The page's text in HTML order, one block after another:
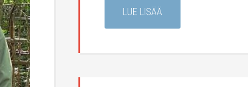
LUE LISÄÄ